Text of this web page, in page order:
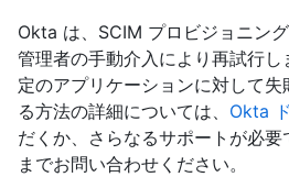
Okta は、SCIM プロビジョニン
管理者の手動介入により再試行
定のアプリケーションに対して
る方法の詳細については、 Okta
だくか、さらなるサポートが必
までお問い合わせください。